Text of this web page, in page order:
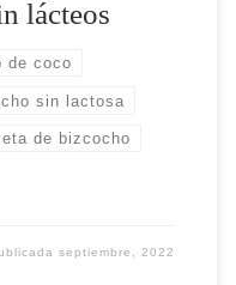
lácteos
de coco
sin lactosa
de bizcocho
septiembre, 2022